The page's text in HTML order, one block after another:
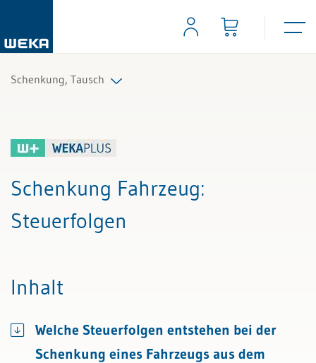
Schenkung, Tausch
Alle Fachexperten
Schenkung Fahrzeug:
Steuerfolgen
Inhalt
Welche Steuerfolgen entstehen bei der
Schenkung eines Fahrzeugs aus dem